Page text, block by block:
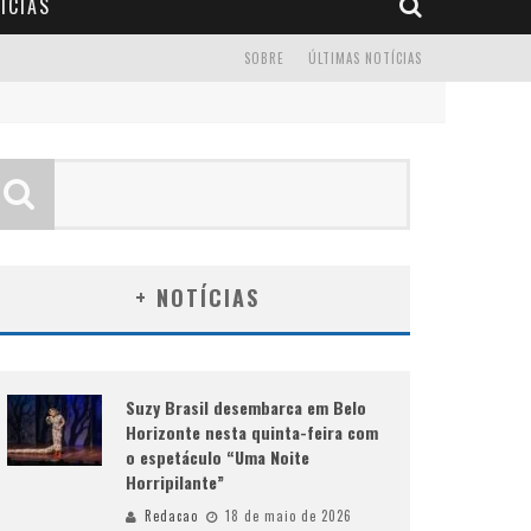
ÚLTIMAS NOTÍCIAS
SOBRE
+ NOTÍCIAS
Suzy Brasil desembarca em Belo
Horizonte nesta quinta-feira com
o espetáculo “Uma Noite
Horripilante”
Redacao 18 de maio de 2026